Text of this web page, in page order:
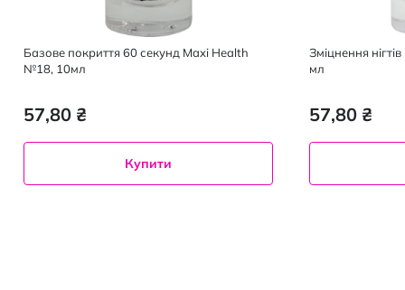
Базове покриття 60 секунд Maxi Health
№18, 10мл
57,80 ₴
Купити
Зміцнення
мл
57,80 ₴